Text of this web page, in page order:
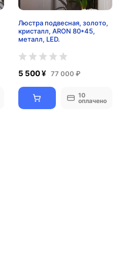
Люстра подвесная, золото,
кристалл, ARON 80*45,
металл, LED.
5 500 ¥ 77 000 ₽
10
оплачено